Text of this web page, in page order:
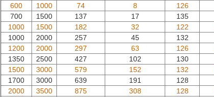
600
1000 74 8 126
700
1500 137 17 135
1000
1500 182 32 122
1000
2000 257 45 132
1200
2000 297 63 126
1350
2500 427 102 130
1500
3000 579 152 132
1700
3000 639 191 128
2000
3500 875 308 128